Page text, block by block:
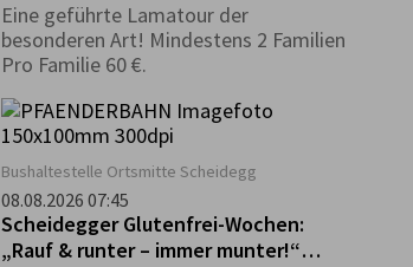
Eine geführte Lamatour der
besonderen Art! Mindestens 2 Familien
Pro Familie 60 €.
Bushaltestelle Ortsmitte Scheidegg
08.08.2026 07:45
Scheidegger Glutenfrei-Wochen:
„Rauf & runter – immer munter!“